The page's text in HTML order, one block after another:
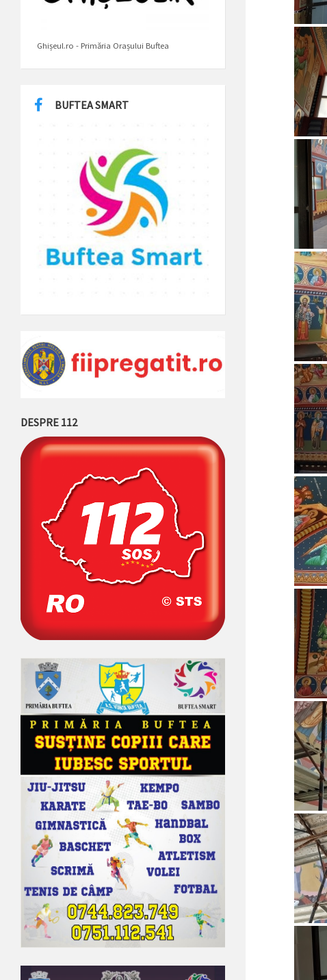
Ghișeul.ro - Primăria Orașului Buftea
BUFTEA SMART
DESPRE 112